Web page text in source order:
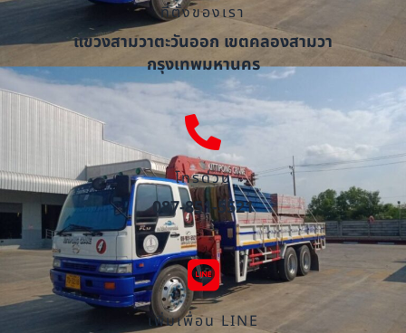
ที่ตั้งของเรา
แขวงสามวาตะวันออก เขตคลองสามวา
กรุงเทพมหานคร
โทรด่วน
087-851-5521
เพิ่มเพื่อน LINE